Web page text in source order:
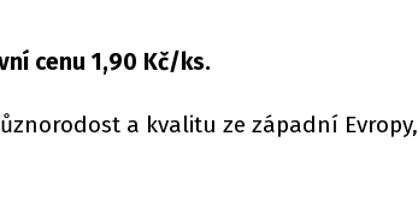
cenu 1,90 Kč/ks.
a kvalitu ze západní Evropy,